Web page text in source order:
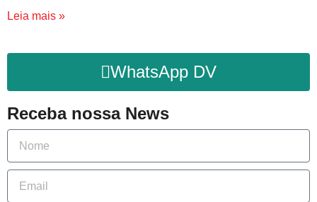
Leia mais »
WhatsApp DV
Receba nossa News